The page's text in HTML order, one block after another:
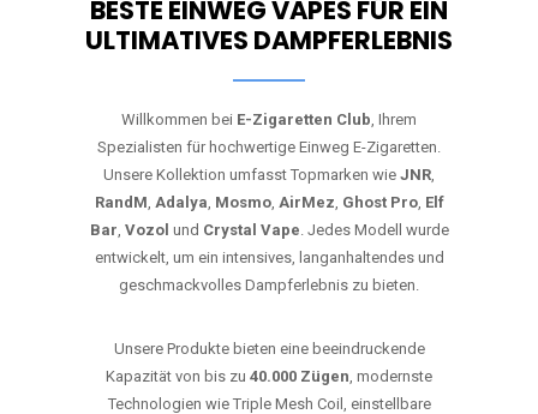
BESTE EINWEG VAPES FÜR EIN
ULTIMATIVES DAMPFERLEBNIS
Willkommen bei E-Zigaretten Club, Ihrem
Spezialisten für hochwertige Einweg E-Zigaretten.
Unsere Kollektion umfasst Topmarken wie JNR,
RandM, Adalya, Mosmo, AirMez, Ghost Pro, Elf
Bar, Vozol und Crystal Vape. Jedes Modell wurde
entwickelt, um ein intensives, langanhaltendes und
geschmackvolles Dampferlebnis zu bieten.
Unsere Produkte bieten eine beeindruckende
Kapazität von bis zu 40.000 Zügen, modernste
Technologien wie Triple Mesh Coil, einstellbare